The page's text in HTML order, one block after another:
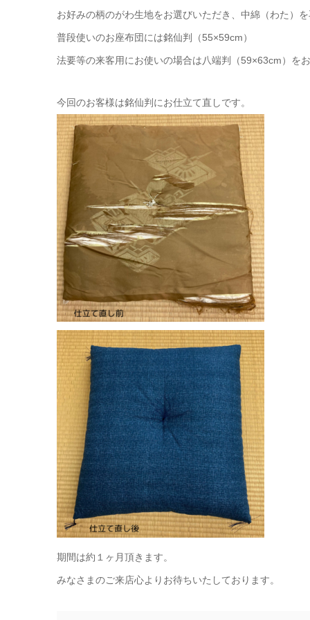
お好みの柄のがわ生地をお選びいただき、中綿（わた）を
普段使いのお座布団には銘仙判（55×59cm）
法要等の来客用にお使いの場合は八端判（59×63cm）をお
今回のお客様は銘仙判にお仕立て直しです。
期間は約１ヶ月頂きます。
みなさまのご来店心よりお待ちいたしております。